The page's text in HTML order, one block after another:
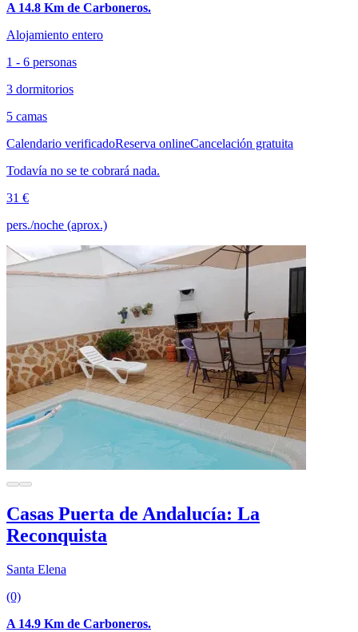
A 14.8 Km de Carboneros.
Alojamiento entero
1 - 6 personas
3 dormitorios
5 camas
Calendario verificadoReserva onlineCancelación gratuita
Todavía no se te cobrará nada.
31 €
pers./noche (aprox.)
Casas Puerta de Andalucía: La
Reconquista
Santa Elena
(0)
A 14.9 Km de Carboneros.